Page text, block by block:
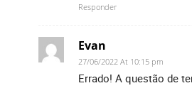
Responder
Evan
27/06/2022 At 10:15 pm
Errado! A questão de